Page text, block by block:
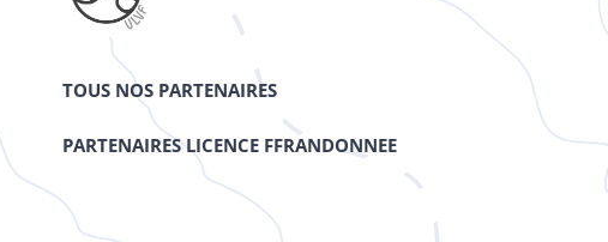
TOUS NOS PARTENAIRES
PARTENAIRES LICENCE FFRANDONNEE